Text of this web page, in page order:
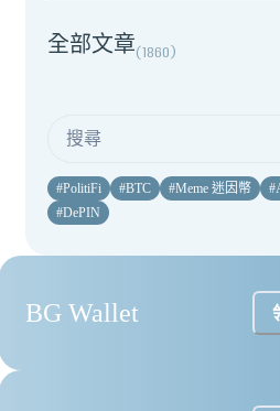
全部文章(1860)
#PolitiFi #BTC #Meme 迷因幣 #
#DePIN
BG Wallet